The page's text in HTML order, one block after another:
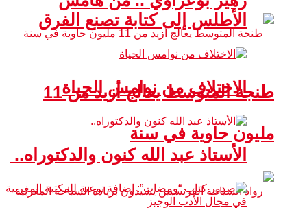
طنجة المتوسط يعالج أزيد من 11
مليون حاوية في سنة
الأطلس إلى كتابة تصنع الفرق
الاختلاف من نوامس الحياة
الأستاذ عبد الله كنون والدكتوراه..